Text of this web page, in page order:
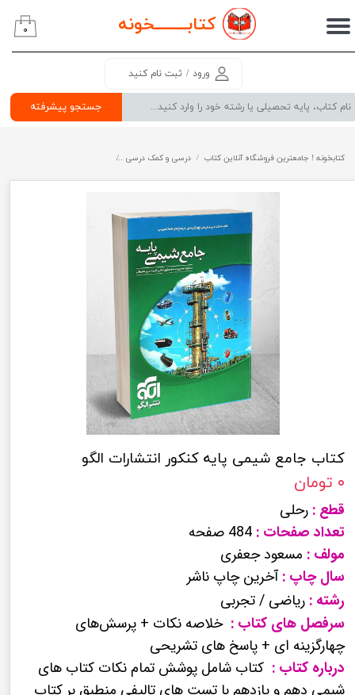
کتابــــــــخونه
جستجو پیشرفته
ورود / ثبت نام کنید
حساب کاربری من
سفارشات
۰
کتابخونه ! جامعترین فروشگاه آنلاین کتاب درسی و کمک درسی
کتاب جامع شیمی پایه کنکور انتشارات الگو
۰ تومان
قطع : رحلی
تعداد صفحات : 484 صفحه
مولف : مسعود جعفری
سال چاپ :آخرین چاپ ناشر
رشته : ریاضی / تجربی
سرفصل های کتاب : خلاصه نکات + پرسش‌های
چهارگزینه ای + پاسخ های تشریحی
درباره کتاب : کتاب شامل پوشش تمام نکات کتاب های
شیمی دهم و یازدهم با تست های تالیفی منطبق بر کتاب